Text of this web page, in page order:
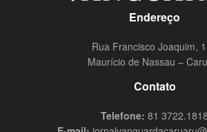
Endereço
Rua Francisco Joaquim,
Maurício de Nassau –
Contato
Telefone: 81 3722.1818